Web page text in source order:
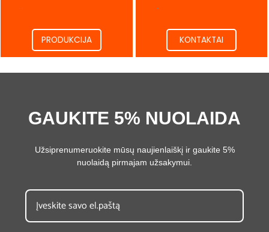
.
PRODUKCIJA
.
KONTAKTAI
GAUKITE 5% NUOLAIDA
Užsiprenumeruokite mūsų naujienlaiškį ir gaukite 5%
nuolaidą pirmajam užsakymui.